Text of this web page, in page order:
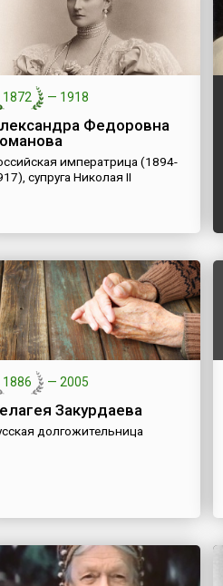
1872 — 1918
Федоровна
императрица (1894-
супруга Николая II
1886 —2005
Закурдаева
долгожительница